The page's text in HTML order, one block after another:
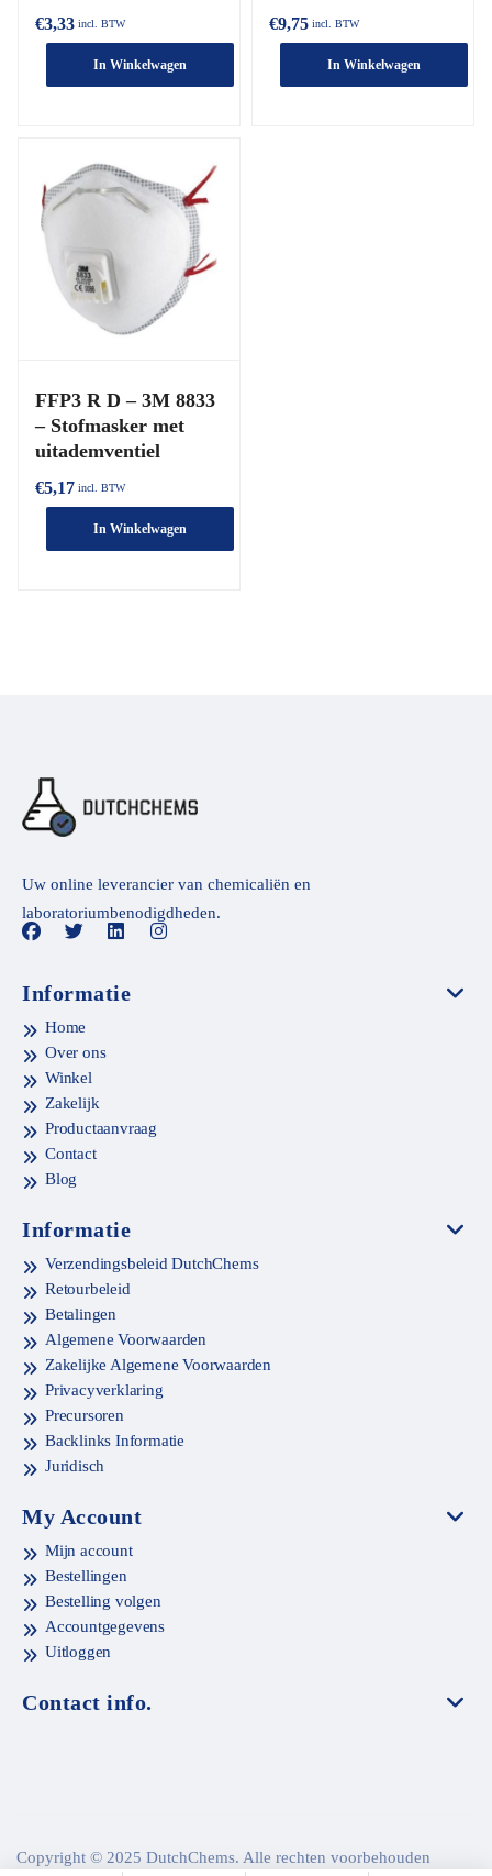
€3,33 incl. BTW
In Winkelwagen
€9,75 incl. BTW
In Winkelwagen
FFP3 R D – 3M 8833
– Stofmasker met
uitademventiel
€5,17 incl. BTW
In Winkelwagen
Uw online leverancier van chemicaliën en
laboratoriumbenodigdheden.
Informatie
Home
Over ons
Winkel
Zakelijk
Productaanvraag
Contact
Blog
Informatie
Verzendingsbeleid DutchChems
Retourbeleid
Betalingen
Algemene Voorwaarden
Zakelijke Algemene Voorwaarden
Privacyverklaring
Precursoren
Backlinks Informatie
Juridisch
My Account
Mijn account
Bestellingen
Bestelling volgen
Accountgegevens
Uitloggen
Contact info.
Copyright © 2025 DutchChems. Alle rechten voorbehouden